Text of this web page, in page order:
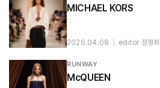
MICHAEL KORS
2026.04.08 editor 정평화
RUNWAY
McQUEEN